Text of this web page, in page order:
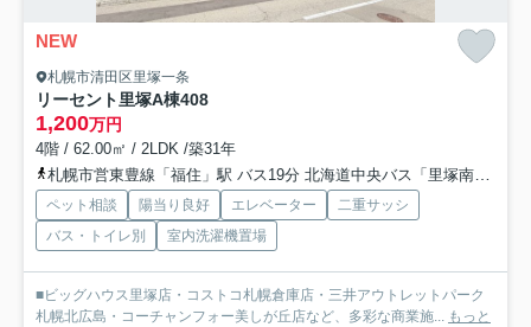
NEW
札幌市清田区里塚一条
リーセント里塚A棟408
1,200万円
4階 / 62.00㎡ / 2LDK /築31年
札幌市営東豊線「福住」駅 バス19分 北海道中央バス「里塚南」 停歩3分
ペット相談 陽当り良好 エレベーター
二重サッシ
バス・トイレ別
室内洗濯機置場
■ビッグハウス里塚店・コストコ札幌倉庫店・三井アウトレットパーク
札幌北広島・コーチャンフォー美しが丘店など、多彩な商業施... もっと